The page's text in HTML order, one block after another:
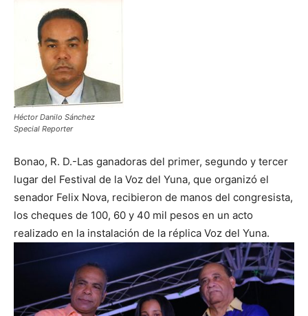
Héctor Danilo Sánchez
Special Reporter
Bonao, R. D.-Las ganadoras del primer, segundo y tercer
lugar del Festival de la Voz del Yuna, que organizó el
senador Felix Nova, recibieron de manos del congresista,
los cheques de 100, 60 y 40 mil pesos en un acto
realizado en la instalación de la réplica Voz del Yuna.